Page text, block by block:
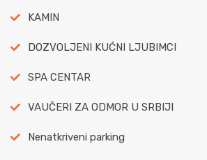
KAMIN
DOZVOLJENI KUĆNI LJUBIMCI
SPA CENTAR
VAUČERI ZA ODMOR U SRBIJI
Nenatkriveni parking